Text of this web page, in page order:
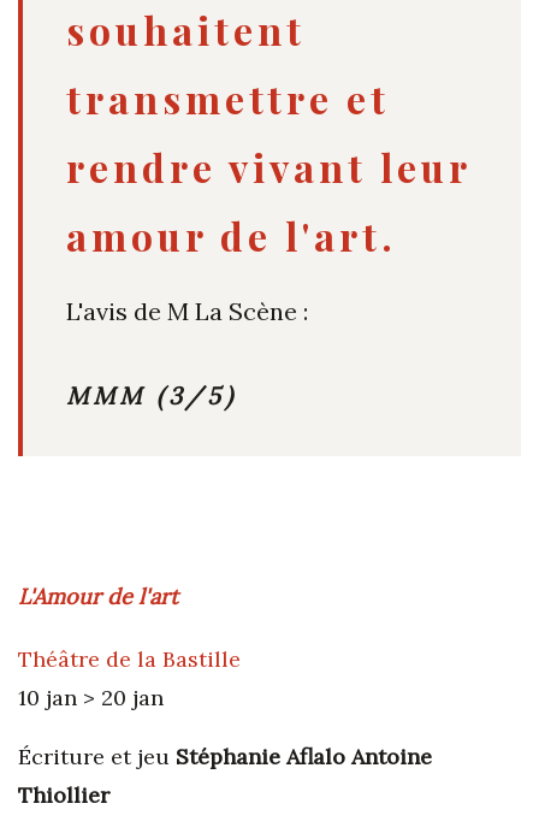
souhaitent
transmettre et
rendre vivant leur
amour de l'art.
L'avis de M La Scène :
MMM (3/5)
L'Amour de l'art
Théâtre de la Bastille
10 jan > 20 jan
Écriture et jeu Stéphanie Aflalo Antoine
Thiollier